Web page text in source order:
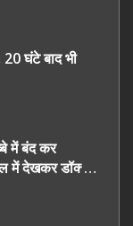
घंटे बाद भी
में बंद कर
में देखकर डॉक्टर